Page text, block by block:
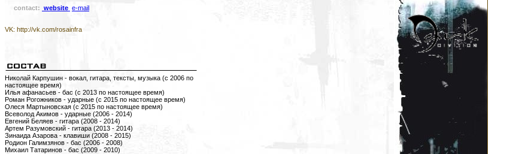
contact: website e-mail
VK: http://vk.com/rosainfra
Николай Карпушин - вокал, гитара, тексты, музыка (с 2006 по
настоящее время)
Илья афанасьев - бас (с 2013 по настоящее время)
Роман Рогожников - ударные (с 2015 по настоящее время)
Олеся Мартыновская (с 2015 по настоящее время)
Всеволод Акимов - ударные (2006 - 2014)
Евгений Беляев - гитара (2008 - 2014)
Артем Разумовский - гитара (2013 - 2014)
Зинаида Азарова - клавиши (2008 - 2015)
Родион Галимзянов - бас (2006 - 2008)
Михаил Татаринов - бас (2009 - 2010)